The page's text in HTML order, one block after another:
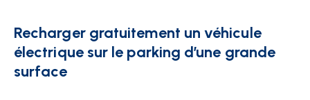
Recharger gratuitement un véhicule
électrique sur le parking d’une grande
surface